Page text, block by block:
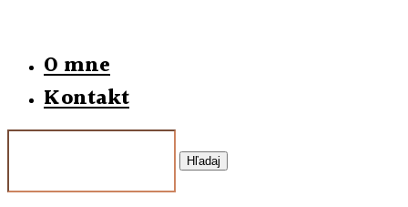
O mne
Kontakt
Hľadaj